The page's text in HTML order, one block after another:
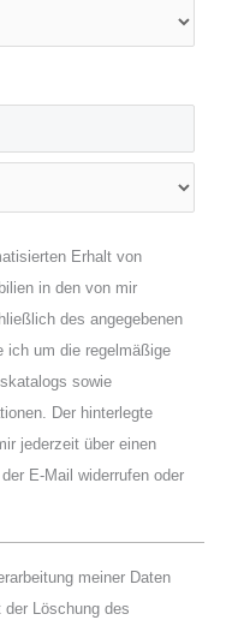
Erhalt von
in den von mir
des angegebenen
ich um die regelmäßige
sowie
Der hinterlegte
jederzeit über einen
E-Mail widerrufen oder
meiner Daten
der Löschung des